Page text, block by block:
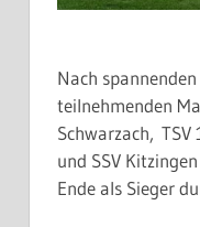
Nach
teilnehmenden
Schwarzach,
und SSV
Ende als Sieger